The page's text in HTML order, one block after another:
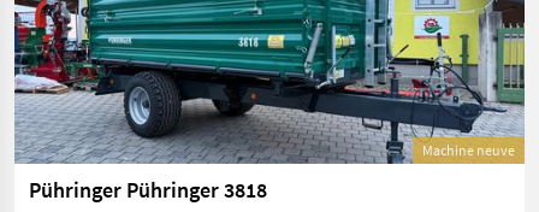
Machine neuve
Pühringer Pühringer 3818